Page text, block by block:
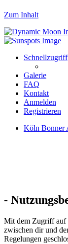
Zum Inhalt
Schnellzugriff
Galerie
FAQ
Kontakt
Anmelden
Registrieren
Köln Bonner
-
Mit dem Zugriff auf
zwischen dir und
Regelungen